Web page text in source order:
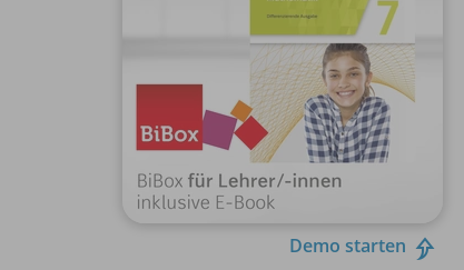
Demo starten